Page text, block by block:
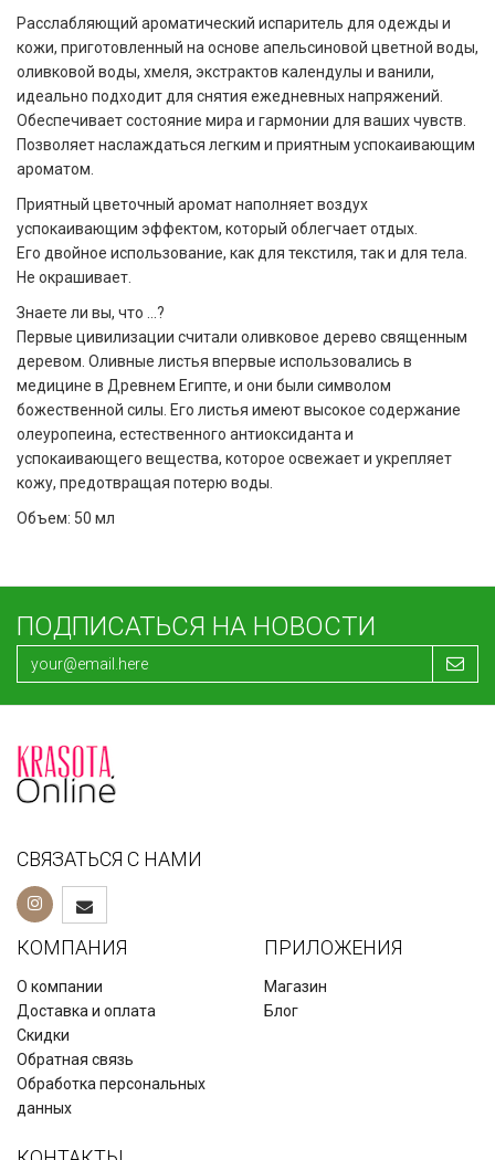
Расслабляющий ароматический испаритель для одежды и
кожи, приготовленный на основе апельсиновой цветной воды,
оливковой воды, хмеля, экстрактов календулы и ванили,
идеально подходит для снятия ежедневных напряжений.
Обеспечивает состояние мира и гармонии для ваших чувств.
Позволяет наслаждаться легким и приятным успокаивающим
ароматом.
Приятный цветочный аромат наполняет воздух
успокаивающим эффектом, который облегчает отдых.
Его двойное использование, как для текстиля, так и для тела.
Не окрашивает.
Знаете ли вы, что …?
Первые цивилизации считали оливковое дерево священным
деревом. Оливные листья впервые использовались в
медицине в Древнем Египте, и они были символом
божественной силы. Его листья имеют высокое содержание
олеуропеина, естественного антиоксиданта и
успокаивающего вещества, которое освежает и укрепляет
кожу, предотвращая потерю воды.
Объем: 50 мл
ПОДПИСАТЬСЯ НА НОВОСТИ
СВЯЗАТЬСЯ С НАМИ
КОМПАНИЯ
О компании
Доставка и оплата
Скидки
Обратная связь
Обработка персональных
данных
ПРИЛОЖЕНИЯ
Магазин
Блог